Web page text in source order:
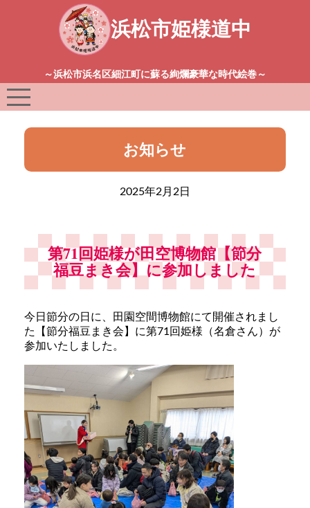
浜松市姫様道中
～浜松市浜名区細江町に蘇る絢爛豪華な時代絵巻～
お知らせ
2025年2月2日
第71回姫様が田空博物館【節分
福豆まき会】に参加しました
今日節分の日に、田園空間博物館にて開催されまし
た【節分福豆まき会】に第71回姫様（名倉さん）が
参加いたしました。